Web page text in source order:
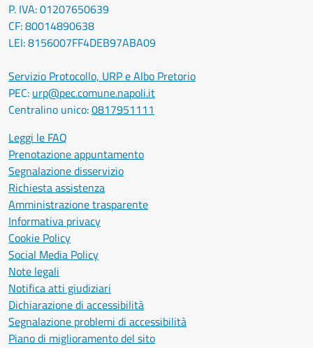
P. IVA: 01207650639
CF: 80014890638
LEI: 8156007FF4DEB97ABA09
Servizio Protocollo, URP e Albo Pretorio
PEC: urp@pec.comune.napoli.it
Centralino unico:0817951111
Leggi le FAQ
Prenotazione appuntamento
Segnalazione disservizio
Richiesta assistenza
Amministrazione trasparente
Informativa privacy
Cookie Policy
Social Media Policy
Note legali
Notifica atti giudiziari
Dichiarazione di accessibilità
Segnalazione problemi di accessibilità
Piano di miglioramento del sito